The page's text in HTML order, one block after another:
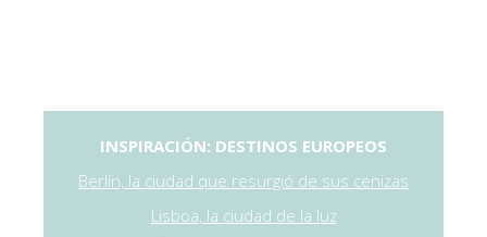
INSPIRACIÓN: DESTINOS EUROPEOS
Berlín, la ciudad que resurgió de sus cenizas
Lisboa, la ciudad de la luz